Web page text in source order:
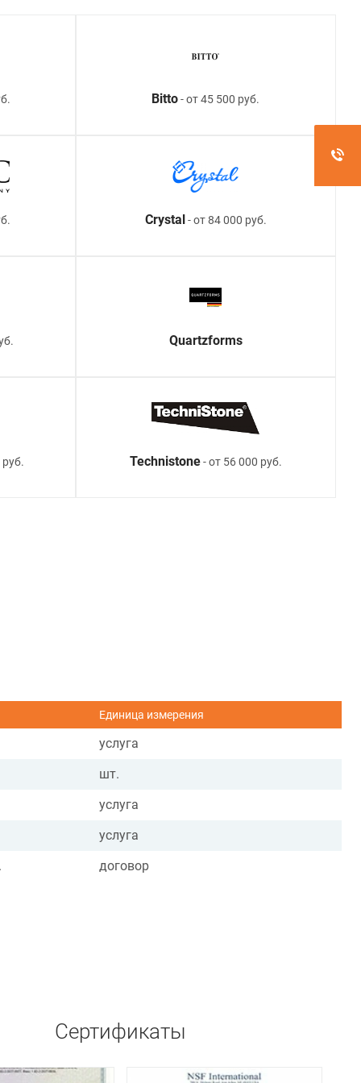
Bitto- от 45 500 руб.
Crystal - от 84 000 руб.
Quartzforms
Technistone- от 56 000 руб.
Единица измерения
услуга
шт.
услуга
услуга
договор
Сертификаты